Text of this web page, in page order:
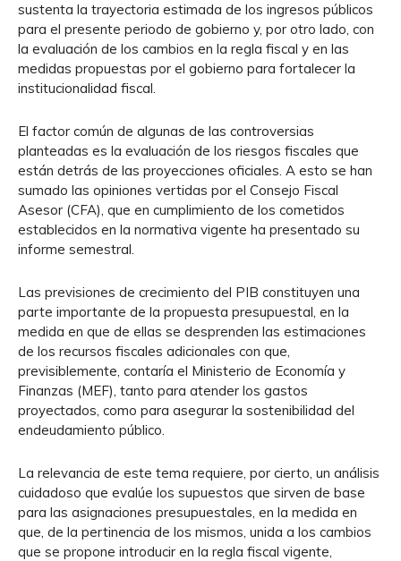
sustenta la trayectoria estimada de los ingresos públicos
para el presente periodo de gobierno y, por otro lado, con
la evaluación de los cambios en la regla fiscal y en las
medidas propuestas por el gobierno para fortalecer la
institucionalidad fiscal.
El factor común de algunas de las controversias
planteadas es la evaluación de los riesgos fiscales que
están detrás de las proyecciones oficiales. A esto se han
sumado las opiniones vertidas por el Consejo Fiscal
Asesor (CFA), que en cumplimiento de los cometidos
establecidos en la normativa vigente ha presentado su
informe semestral.
Las previsiones de crecimiento del PIB constituyen una
parte importante de la propuesta presupuestal, en la
medida en que de ellas se desprenden las estimaciones
de los recursos fiscales adicionales con que,
previsiblemente, contaría el Ministerio de Economía y
Finanzas (MEF), tanto para atender los gastos
proyectados, como para asegurar la sostenibilidad del
endeudamiento público.
La relevancia de este tema requiere, por cierto, un análisis
cuidadoso que evalúe los supuestos que sirven de base
para las asignaciones presupuestales, en la medida en
que, de la pertinencia de los mismos, unida a los cambios
que se propone introducir en la regla fiscal vigente,